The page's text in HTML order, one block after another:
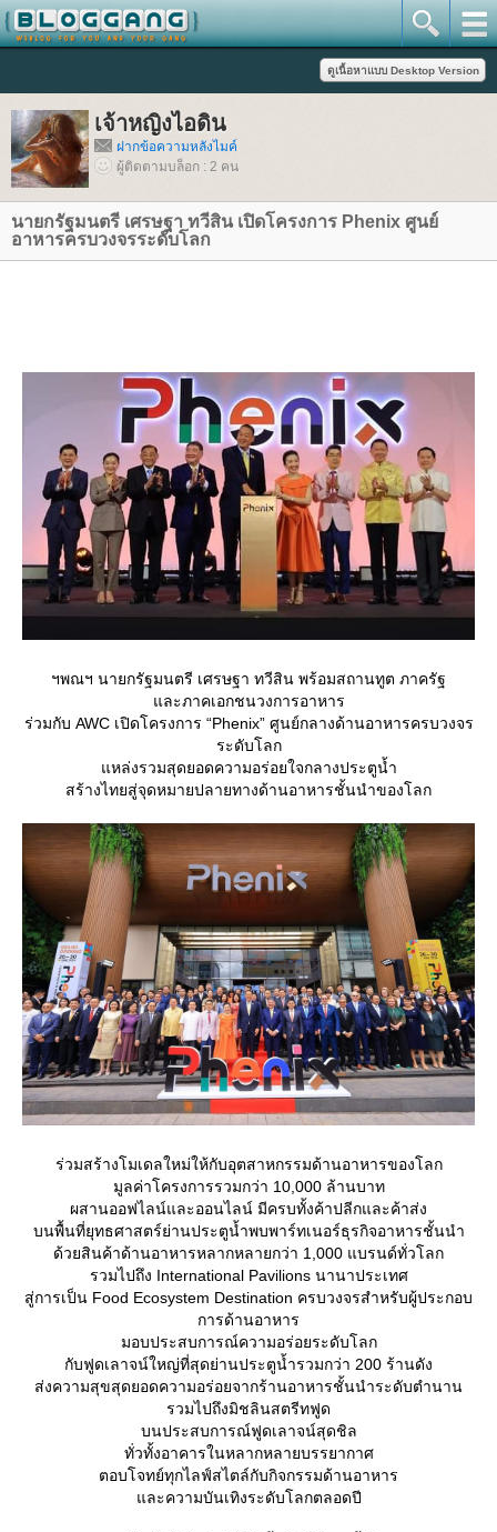
เจ้าหญิงไอดิน
ฝากข้อความหลังไมค์
ผู้ติดตามบล็อก : 2 คน
นายกรัฐมนตรี เศรษฐา ทวีสิน เปิดโครงการ Phenix ศูนย์
อาหารครบวงจรระดับโลก
ฯพณฯ นายกรัฐมนตรี เศรษฐา ทวีสิน พร้อมสถานทูต ภาครัฐ
ละภาคเอกชนวงการอาหาร
ร่วมกับ AWC เปิดโครงการ “Phenix” ศูนย์กลางด้านอาหารครบวงจร
ระดับโลก
หล่งรวมสุดยอดความอร่อยใจกลางประตูน้ำ
สร้างไทยสู่จุดหมายปลายทางด้านอาหารชั้นนำของโลก
ร่วมสร้างโมเดลใหม่ให้กับอุตสาหกรรมด้านอาหารของโลก
มูลค่าโครงการรวมกว่า 10,000 ล้านบาท
ผสานออฟไลน์และออนไลน์ มีครบทั้งค้าปลีกและค้าส่ง
บนพื้นที่ยุทธศาสตร์ย่านประตูน้ำพบพาร์ทเนอร์ธุรกิจอาหารชั้นนำ
ด้วยสินค้าด้านอาหารหลากหลายกว่า 1,000 แบรนด์ทั่วโลก
รวมไปถึง International Pavilions นานาประเทศ
สู่การเป็น Food Ecosystem Destination ครบวงจรสำหรับผู้ประกอบ
การด้านอาหาร
มอบประสบการณ์ความอร่อยระดับโลก
กับฟูดเลาจน์ใหญ่ที่สุดย่านประตูน้ำรวมกว่า 200 ร้านดัง
ส่งความสุขสุดยอดความอร่อยจากร้านอาหารชั้นนำระดับตำนาน
รวมไปถึงมิชลินสตรีทฟูด
บนประสบการณ์ฟูดเลาจน์สุดชิล
ทั่วทั้งอาคารในหลากหลายบรรยากาศ
ตอบโจทย์ทุกไลฟ์สไตล์กับกิจกรรมด้านอาหาร
ละความบันเทิงระดับโลกตลอดปี